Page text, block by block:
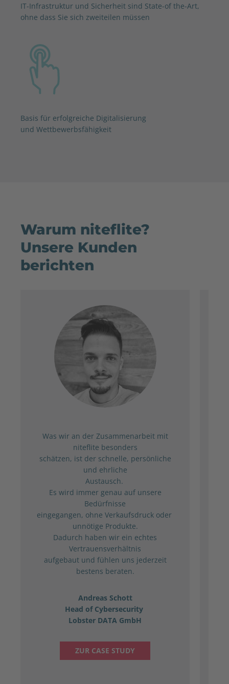
IT-Infrastruktur und Sicherheit sind State-of the-Art,
ohne dass Sie sich zweiteilen müssen
Basis für erfolgreiche Digitalisierung
und Wettbewerbsfähigkeit
Warum niteflite?
Unsere Kunden
berichten
Was wir an der Zusammenarbeit mit
niteflite besonders
schätzen, ist der schnelle, persönliche
und ehrliche
Austausch.
Es wird immer genau auf unsere
Bedürfnisse
eingegangen, ohne Verkaufsdruck oder
unnötige Produkte.
Dadurch haben wir ein echtes
Vertrauensverhältnis
aufgebaut und fühlen uns jederzeit
bestens beraten.
Andreas Schott
Head of Cybersecurity
Lobster DATA GmbH
ZUR CASE STUDY